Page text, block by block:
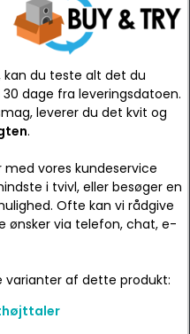
kan du teste alt det du
dage fra leveringsdatoen.
leverer du det kvit og
.
vores kundeservice
i tvivl, eller besøger en
Ofte kan vi rådgive
ønsker via telefon, chat, e-
varianter af dette produkt: